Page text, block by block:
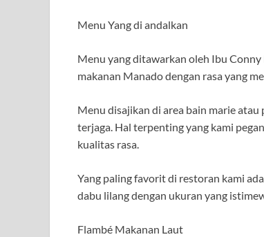
Menu Yang di andalkan
Menu yang ditawarkan oleh Ibu
makanan Manado dengan rasa yang
Menu disajikan di area bain marie
terjaga. Hal terpenting yang kami
kualitas rasa.
Yang paling favorit di restoran kami
dabu lilang dengan ukuran yang
Flambé Makanan Laut